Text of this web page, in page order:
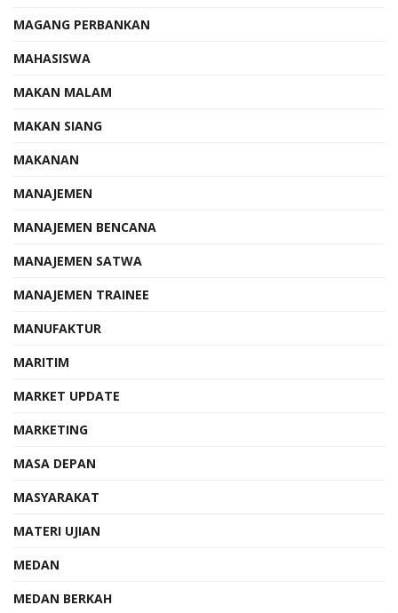
MAGANG PERBANKAN
MAHASISWA
MAKAN MALAM
MAKAN SIANG
MAKANAN
MANAJEMEN
MANAJEMEN BENCANA
MANAJEMEN SATWA
MANAJEMEN TRAINEE
MANUFAKTUR
MARITIM
MARKET UPDATE
MARKETING
MASA DEPAN
MASYARAKAT
MATERI UJIAN
MEDAN
MEDAN BERKAH